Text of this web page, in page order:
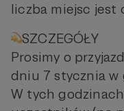
liczba miejsc jest
SZCZEGÓŁY
Prosimy o
dniu 7 stycznia w
W tych